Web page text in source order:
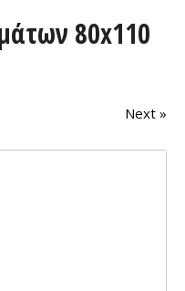
80x110
Next »